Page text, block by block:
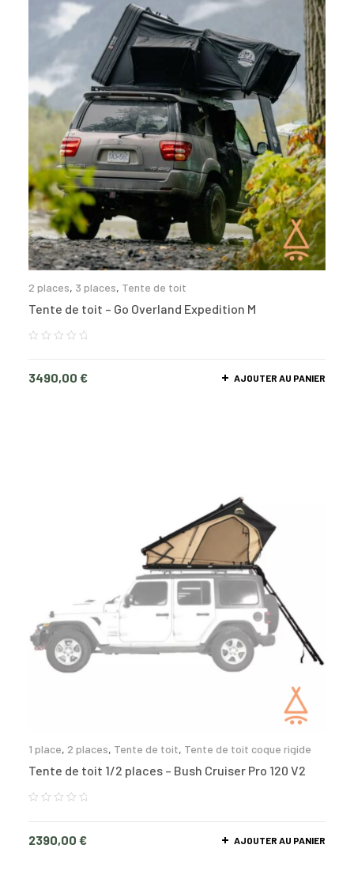
2 places, 3 places, Tente de toit
Tente de toit – Go Overland Expedition M
3490,00 € AJOUTER AU PANIER
1 place, 2 places, Tente de toit, Tente de toit coque rigide
Tente de toit 1/2 places – Bush Cruiser Pro 120 V2
2390,00 € AJOUTER AU PANIER